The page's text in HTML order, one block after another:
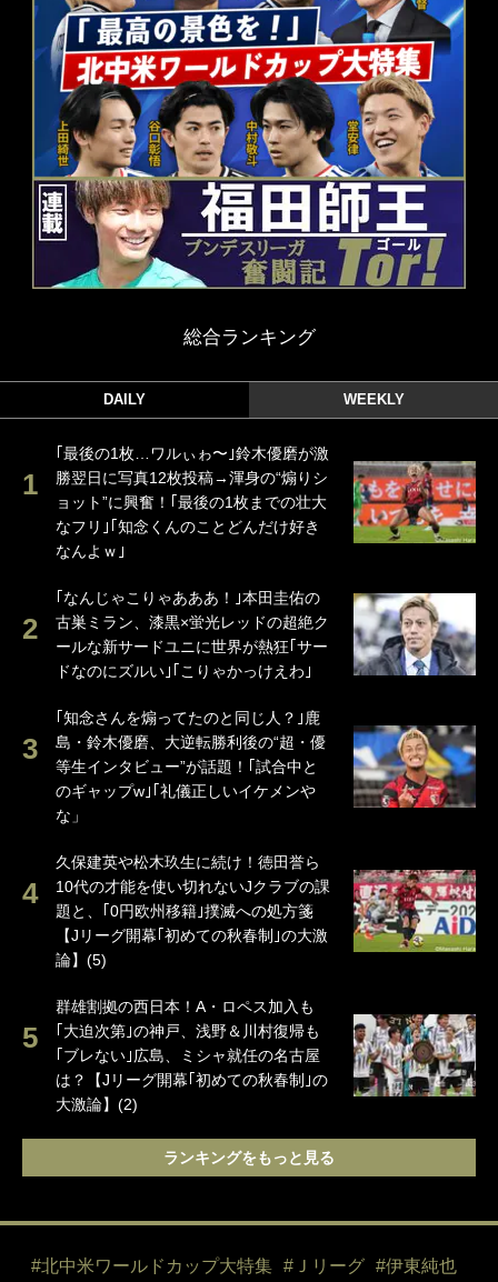
総合ランキング
DAILY WEEKLY
｢最後の1枚…ワルぃゎ〜｣鈴木優磨が激
勝翌日に写真12枚投稿→渾身の“煽りシ
ョット”に興奮！｢最後の1枚までの壮大
なフリ｣｢知念くんのことどんだけ好き
なんよｗ｣
｢なんじゃこりゃあああ！｣本田圭佑の
古巣ミラン、漆黒×蛍光レッドの超絶ク
ールな新サードユニに世界が熱狂｢サー
ドなのにズルい｣｢こりゃかっけえわ｣
｢知念さんを煽ってたのと同じ人？｣鹿
島・鈴木優磨、大逆転勝利後の“超・優
等生インタビュー”が話題！｢試合中と
のギャップw｣｢礼儀正しいイケメンや
な」
久保建英や松木玖生に続け！徳田誉ら
10代の才能を使い切れないJクラブの課
題と、｢0円欧州移籍｣撲滅への処方箋
【Jリーグ開幕｢初めての秋春制｣の大激
論】(5)
群雄割拠の西日本！A・ロペス加入も
｢大迫次第｣の神戸、浅野＆川村復帰も
｢ブレない｣広島、ミシャ就任の名古屋
は？【Jリーグ開幕｢初めての秋春制｣の
大激論】(2)
ランキングをもっと見る
#北中米ワールドカップ大特集 #Ｊリーグ
#伊東純也